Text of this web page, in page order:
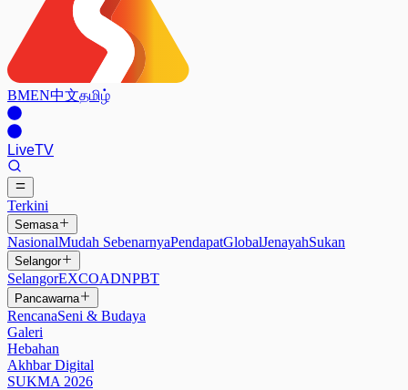
BMEN中文தமிழ்
LiveTV
Terkini
Semasa
NasionalMudah SebenarnyaPendapatGlobalJenayahSukan
Selangor
SelangorEXCOADNPBT
Pancawarna
RencanaSeni & Budaya
Galeri
Hebahan
Akhbar Digital
SUKMA 2026